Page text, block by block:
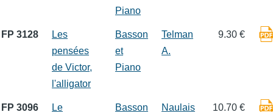
Piano
FP 3128
Les
pensées
de Victor,
l'alligator
Basson
et
Piano
Telman
A.
9.30 €
FP 3096
Le
Basson
Naulais
10.70 €